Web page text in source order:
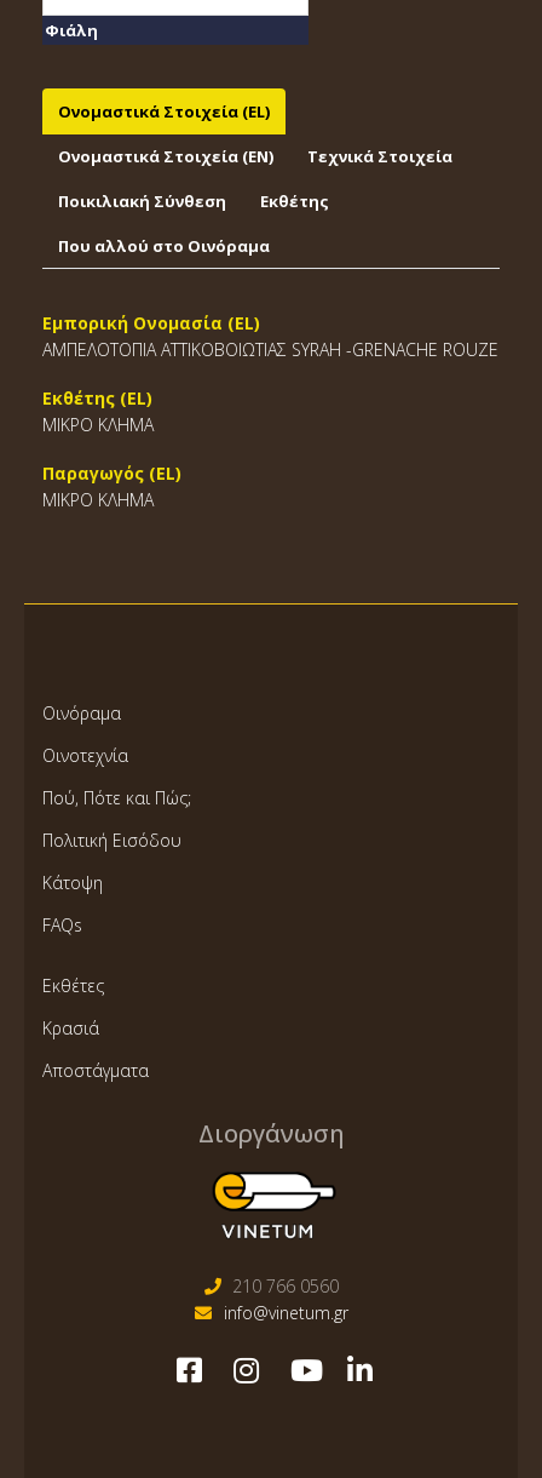
Φιάλη
Ονομαστικά Στοιχεία (EL)
Ονομαστικά Στοιχεία (EΝ) Τεχνικά Στοιχεία
Ποικιλιακή Σύνθεση Εκθέτης
Που αλλού στο Οινόραμα
Εμπορική Ονομασία (EL)
ΑΜΠΕΛΟΤΟΠΙΑ ΑΤΤΙΚΟΒΟΙΩΤΙΑΣ SYRAH -GRENACHE ROUZE
Εκθέτης (EL)
ΜΙΚΡΟ ΚΛΗΜΑ
Παραγωγός (EL)
ΜΙΚΡΟ ΚΛΗΜΑ
Οινόραμα
Οινοτεχνία
Πού, Πότε και Πώς;
Πολιτική Εισόδου
Κάτοψη
FAQs
Εκθέτες
Κρασιά
Αποστάγματα
Διοργάνωση
210 766 0560
info@vinetum.gr